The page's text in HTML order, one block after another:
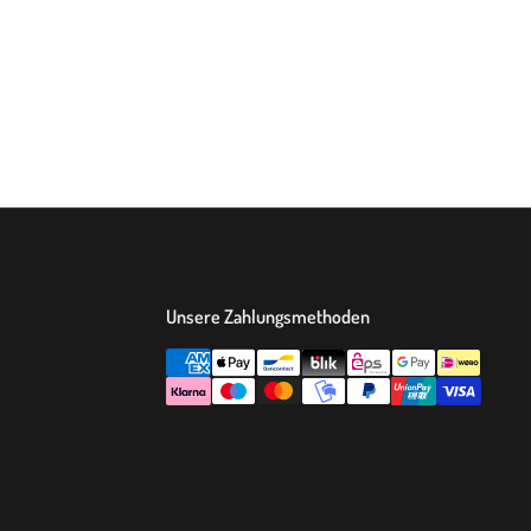
Unsere Zahlungsmethoden